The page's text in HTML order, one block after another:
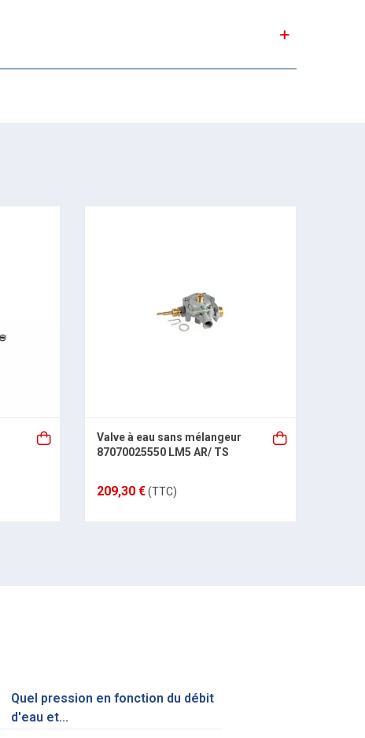
Valve à eau sans mélangeur
87070025550 LM5 AR/ TS
209,30 €(TTC)
Quel pression en fonction du débit
d'eau et...